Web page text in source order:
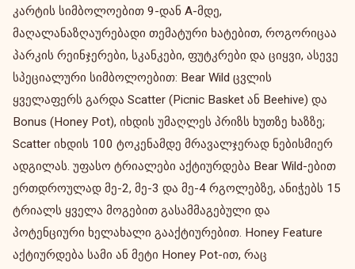
კარტის სიმბოლოებით 9-დან A-მდე,
მაღალანაზღაურებადი თემატური ხატებით, როგორიცაა
პარკის რეინჯერები, სკანკები, ფუტკრები და ციყვი, ასევე
სპეციალური სიმბოლოებით: Bear Wild ცვლის
ყველაფერს გარდა Scatter (Picnic Basket ან Beehive) და
Bonus (Honey Pot), იხდის უმაღლეს პრიზს ხუთზე ხაზზე;
Scatter იხდის 100 ტოკენამდე მრავალჯერად ნებისმიერ
ადგილას. უფასო ტრიალები აქტიურდება Bear Wild-ებით
ერთდროულად მე-2, მე-3 და მე-4 რგოლებზე, ანიჭებს 15
ტრიალს ყველა მოგებით გასამმაგებული და
პოტენციური ხელახალი გააქტიურებით. Honey Feature
აქტიურდება სამი ან მეტი Honey Pot-ით, რაც